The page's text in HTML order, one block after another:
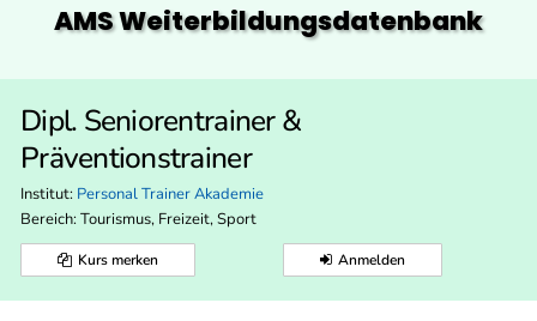
AMS Weiterbildungs­datenbank
Dipl. Seniorentrainer &
Präventionstrainer
Institut: Personal Trainer Akademie
Bereich: Tourismus, Freizeit, Sport
Kurs merken Anmelden